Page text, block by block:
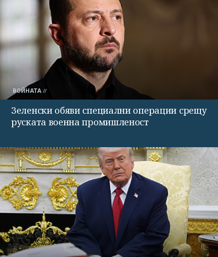
ВОЙНАТА
Зеленски обяви специални операции срещу
руската военна промишленост